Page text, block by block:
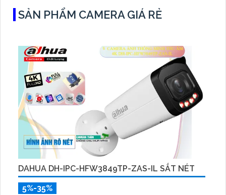
SẢN PHẨM CAMERA GIÁ RẺ
DAHUA DH-IPC-HFW3849TP-ZAS-IL SẮT NÉT
5%-35%